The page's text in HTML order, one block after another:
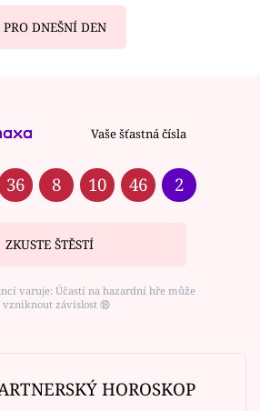
PRO DNEŠNÍ DEN
Vaše šťastná čísla
36 8 10 46 2
ZKUSTE ŠTĚSTÍ
varuje: Účastí na hazardní hře může
vzniknout závislost ⑱
HOROSKOP